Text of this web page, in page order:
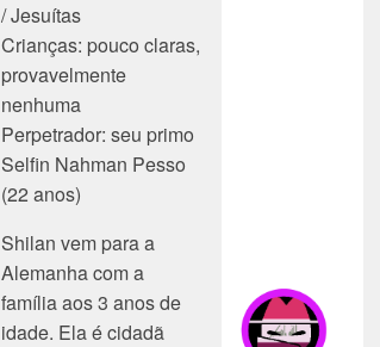
/ Jesuítas
Crianças: pouco claras,
provavelmente
nenhuma
Perpetrador: seu primo
Selfin Nahman Pesso
(22 anos)
Shilan vem para a
Alemanha com a
família aos 3 anos de
idade. Ela é cidadã